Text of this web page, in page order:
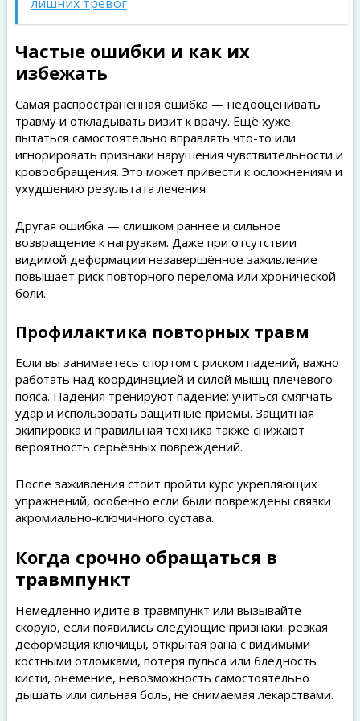
Частые ошибки и как их
избежать
Самая распространённая ошибка — недооценивать
травму и откладывать визит к врачу. Ещё хуже
пытаться самостоятельно вправлять что-то или
игнорировать признаки нарушения чувствительности и
кровообращения. Это может привести к осложнениям и
ухудшению результата лечения.
Другая ошибка — слишком раннее и сильное
возвращение к нагрузкам. Даже при отсутствии
видимой деформации незавершённое заживление
повышает риск повторного перелома или хронической
боли.
Профилактика повторных травм
Если вы занимаетесь спортом с риском падений, важно
работать над координацией и силой мышц плечевого
пояса. Падения тренируют падение: учиться смягчать
удар и использовать защитные приёмы. Защитная
экипировка и правильная техника также снижают
вероятность серьёзных повреждений.
После заживления стоит пройти курс укрепляющих
упражнений, особенно если были повреждены связки
акромиально-ключичного сустава.
Когда срочно обращаться в
травмпункт
Немедленно идите в травмпункт или вызывайте
скорую, если появились следующие признаки: резкая
деформация ключицы, открытая рана с видимыми
костными отломками, потеря пульса или бледность
кисти, онемение, невозможность самостоятельно
дышать или сильная боль, не снимаемая лекарствами.